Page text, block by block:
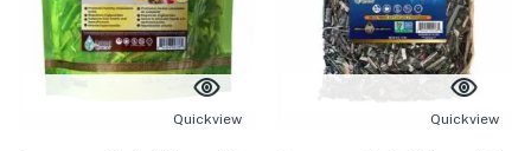
Quickview Quickview